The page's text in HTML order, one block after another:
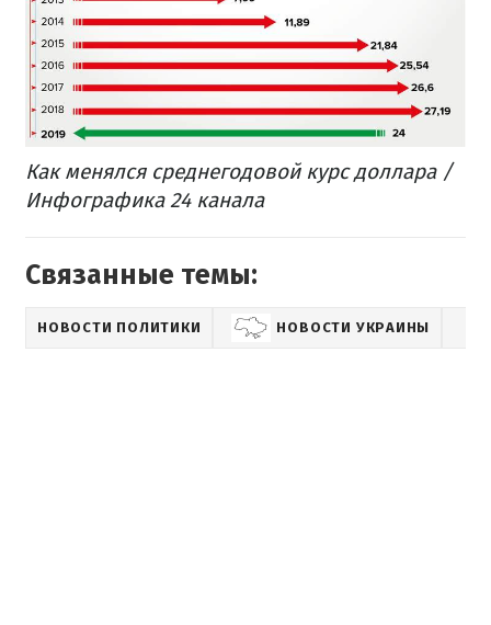
Как менялся среднегодовой курс доллара /
Инфографика 24 канала
Связанные темы:
НОВОСТИ ПОЛИТИКИ НОВОСТИ УКРАИНЫ